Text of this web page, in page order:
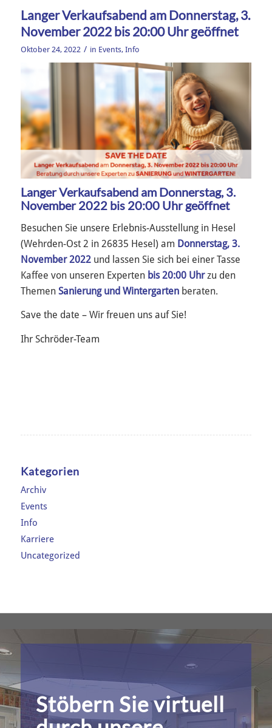
Langer Verkaufsabend am Donnerstag, 3.
November 2022 bis 20:00 Uhr geöffnet
Oktober 24, 2022 / in Events, Info
Langer Verkaufsabend am Donnerstag, 3.
November 2022 bis 20:00 Uhr geöffnet
Besuchen Sie unsere Erlebnis-Ausstellung in Hesel
(Wehrden-Ost 2 in 26835 Hesel) am Donnerstag, 3.
November 2022und lassen Sie sich bei einer Tasse
Kaffee von unseren Experten bis 20:00 Uhrzu den
Themen Sanierung und Wintergartenberaten.
Save the date – Wir freuen uns auf Sie!
Ihr Schröder-Team
Kategorien
Archiv
Events
Info
Karriere
Uncategorized
Stöbern Sie virtuell